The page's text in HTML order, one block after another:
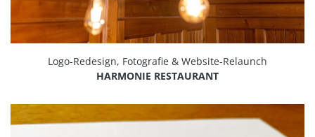
Logo-Redesign, Fotografie & Website-Relaunch
HARMONIE RESTAURANT